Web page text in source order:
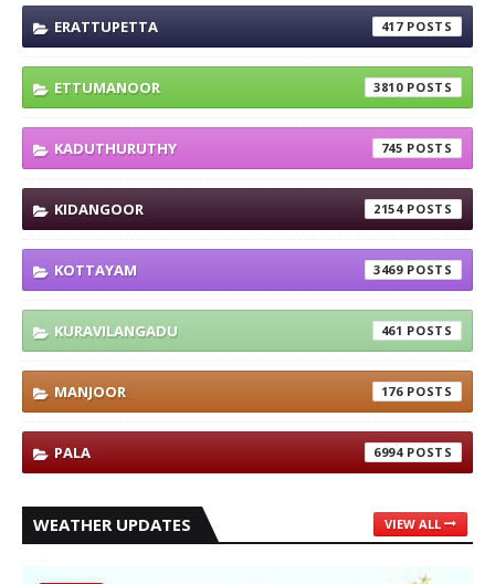
ERATTUPETTA 417
ETTUMANOOR 3810
KADUTHURUTHY 745
KIDANGOOR 2154
KOTTAYAM 3469
KURAVILANGADU 461
MANJOOR 176
PALA 6994
WEATHER UPDATES VIEW ALL